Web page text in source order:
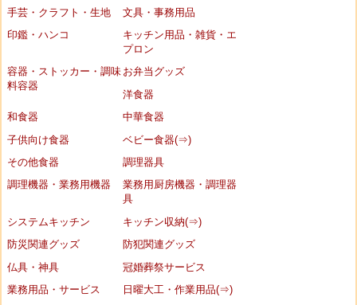
手芸・クラフト・生地
文具・事務用品
印鑑・ハンコ
キッチン用品・雑貨・エ
プロン
容器・ストッカー・調味
料容器
お弁当グッズ
洋食器
和食器
中華食器
子供向け食器
ベビー食器(⇒)
その他食器
調理器具
調理機器・業務用機器
業務用厨房機器・調理器
具
システムキッチン
キッチン収納(⇒)
防災関連グッズ
防犯関連グッズ
仏具・神具
冠婚葬祭サービス
業務用品・サービス
日曜大工・作業用品(⇒)